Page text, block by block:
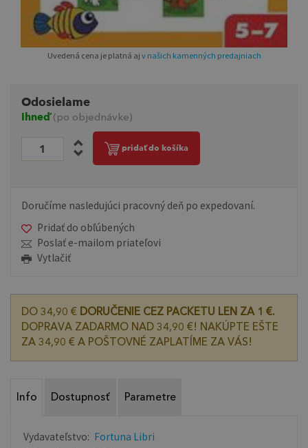
Uvedená cena je platná aj v našich kamenných predajniach
Odosielame
Ihneď(po objednávke)
pridať do košíka
Doručíme nasledujúci pracovný deň po expedovaní.
Pridať do obľúbených
Poslať e-mailom priateľovi
Vytlačiť
DO 34,90 € DORUČENIE CEZ PACKETU LEN ZA 1 €.
DOPRAVA ZADARMO NAD 34,90 €! NAKÚPTE EŠTE
ZA 34,90 € A POŠTOVNÉ ZAPLATÍME ZA VÁS!
Info Dostupnosť Parametre
Vydavateľstvo: Fortuna Libri